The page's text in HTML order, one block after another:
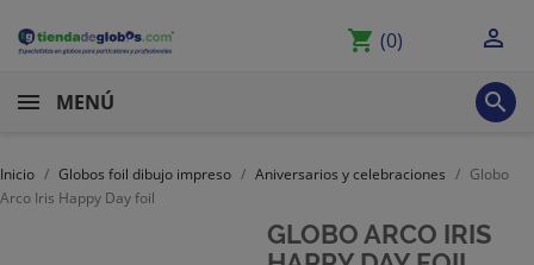
shopping_cart (0) 
MENÚ 
Inicio Globos foil dibujo impreso Aniversarios y celebraciones
Globo
Arco Iris Happy Day foil
GLOBO ARCO IRIS